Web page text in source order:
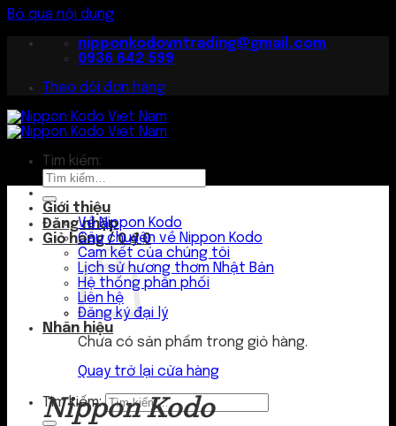
Bỏ qua nội dung
nipponkodovntrading@gmail.com
0936 642 599
Theo dõi đơn hàng
Tìm kiếm:
Đăng nhập
Giỏ hàng /0₫ 0
Chưa có sản phẩm trong giỏ hàng.
Quay trở lại cửa hàng
Tìm kiếm:
Giới thiệu
Về Nippon Kodo
Câu chuyện về Nippon Kodo
Cam kết của chúng tôi
Lịch sử hương thơm Nhật Bản
Hệ thống phân phối
Liên hệ
Đăng ký đại lý
Nhãn hiệu
Nippon Kodo